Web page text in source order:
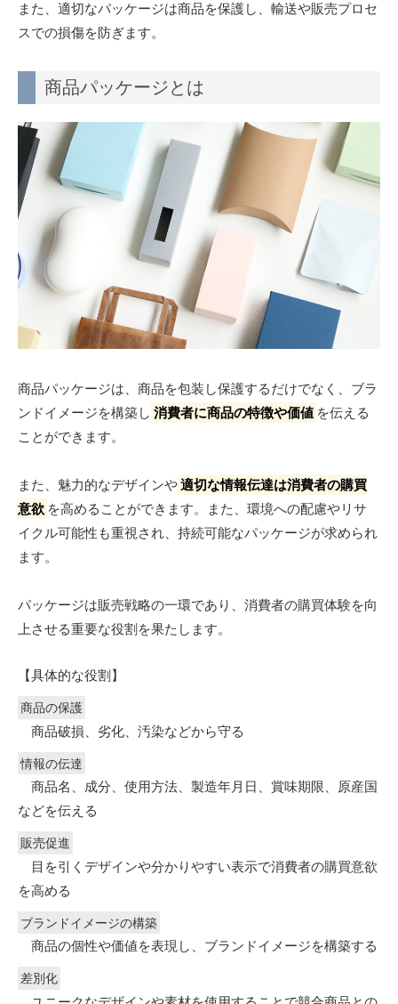
また、適切なパッケージは商品を保護し、輸送や販売プロセ
スでの損傷を防ぎます。
商品パッケージとは
商品パッケージは、商品を包装し保護するだけでなく、ブラ
ンドイメージを構築し 消費者に商品の特徴や価値 を伝える
ことができます。
また、魅力的なデザインや適切な情報伝達は消費者の購買
意欲 を高めることができます。また、環境への配慮やリサ
イクル可能性も重視され、持続可能なパッケージが求められ
ます。
パッケージは販売戦略の一環であり、消費者の購買体験を向
上させる重要な役割を果たします。
【具体的な役割】
商品の保護
商品破損、劣化、汚染などから守る
情報の伝達
商品名、成分、使用方法、製造年月日、賞味期限、原産国
などを伝える
販売促進
目を引くデザインや分かりやすい表示で消費者の購買意欲
を高める
ブランドイメージの構築
商品の個性や価値を表現し、ブランドイメージを構築する
差別化